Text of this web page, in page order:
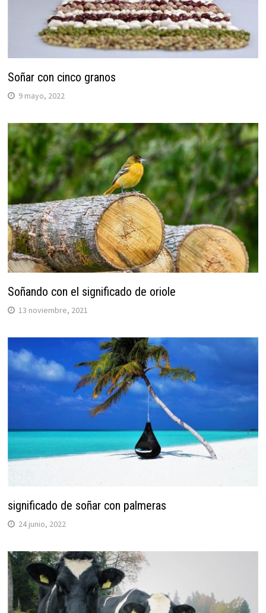
Soñar con cinco granos
9 mayo, 2022
Soñando con el significado de oriole
13 noviembre, 2021
significado de soñar con palmeras
24 junio, 2022